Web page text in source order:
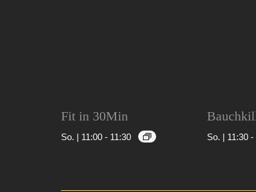
Fit in 30Min
So. | 11:00 - 11:30 So. | 11:30 -